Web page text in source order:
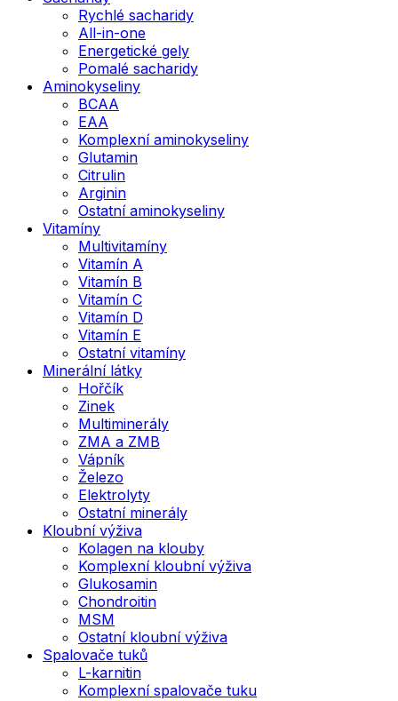
Rychlé sacharidy
All-in-one
Energetické gely
Pomalé sacharidy
Aminokyseliny
BCAA
EAA
Komplexní aminokyseliny
Glutamin
Citrulin
Arginin
Ostatní aminokyseliny
Vitamíny
Multivitamíny
Vitamín A
Vitamín B
Vitamín C
Vitamín D
Vitamín E
Ostatní vitamíny
Minerální látky
Hořčík
Zinek
Multiminerály
ZMA a ZMB
Vápník
Železo
Elektrolyty
Ostatní minerály
Kloubní výživa
Kolagen na klouby
Komplexní kloubní výživa
Glukosamin
Chondroitin
MSM
Ostatní kloubní výživa
Spalovače tuků
L-karnitin
Komplexní spalovače tuku